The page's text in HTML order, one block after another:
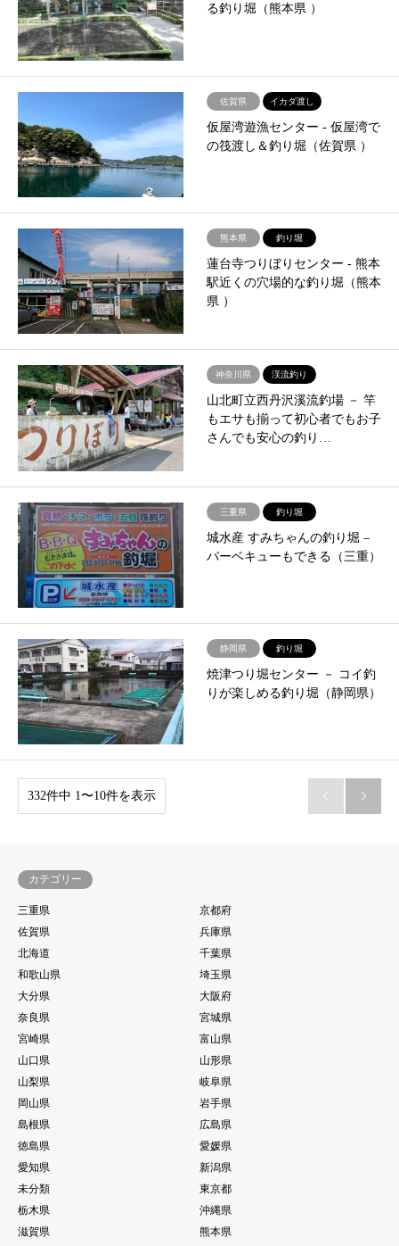
る釣り堀（熊本県 ）
佐賀県 イカダ渡し
仮屋湾遊漁センター ‐ 仮屋湾で
の筏渡し＆釣り堀（佐賀県 ）
熊本県 釣り堀
蓮台寺つりぼりセンター ‐ 熊本
駅近くの穴場的な釣り堀（熊本
県 ）
神奈川県 渓流釣り
山北町立西丹沢溪流釣場 － 竿
もエサも揃って初心者でもお子
さんでも安心の釣り…
三重県 釣り堀
城水産 すみちゃんの釣り堀 –
バーベキューもできる（三重）
静岡県 釣り堀
焼津つり堀センター － コイ釣
りが楽しめる釣り堀（静岡県）
332件中 1〜10件を表示  
カテゴリー
三重県
京都府
佐賀県
兵庫県
北海道
千葉県
和歌山県
埼玉県
大分県
大阪府
奈良県
宮城県
宮崎県
富山県
山口県
山形県
山梨県
岐阜県
岡山県
岩手県
島根県
広島県
徳島県
愛媛県
愛知県
新潟県
未分類
東京都
栃木県
沖縄県
滋賀県
熊本県